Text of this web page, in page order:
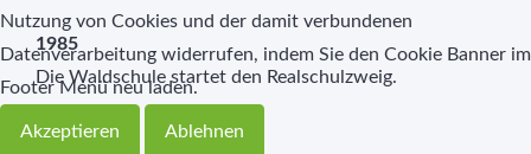
1985
Die Waldschule startet den Realschulzweig.
1988
Nutzung von Cookies und der damit verbundenen
Datenverarbeitung widerrufen, indem Sie den Cookie Banner im
Footer Menü neu laden.
Akzeptieren Ablehnen